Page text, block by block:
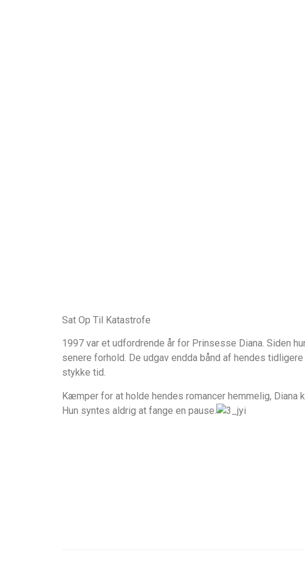
Sat Op Til Katastrofe
1997 var et udfordrende år for Prinsesse Diana. Siden
senere forhold. De udgav endda bånd af hendes
stykke tid.
Kæmper for at holde hendes romancer hemmelig, Diana
Hun syntes aldrig at fange en pause.